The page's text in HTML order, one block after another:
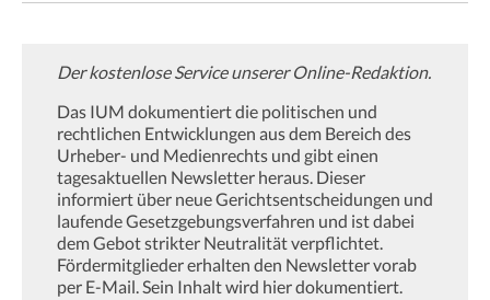
Der kostenlose Service unserer Online-Redaktion.
Das IUM dokumentiert die politischen und
rechtlichen Entwicklungen aus dem Bereich des
Urheber- und Medienrechts und gibt einen
tagesaktuellen Newsletter heraus. Dieser
informiert über neue Gerichtsentscheidungen und
laufende Gesetzgebungsverfahren und ist dabei
dem Gebot strikter Neutralität verpflichtet.
Fördermitglieder erhalten den Newsletter vorab
per E-Mail. Sein Inhalt wird hier dokumentiert.